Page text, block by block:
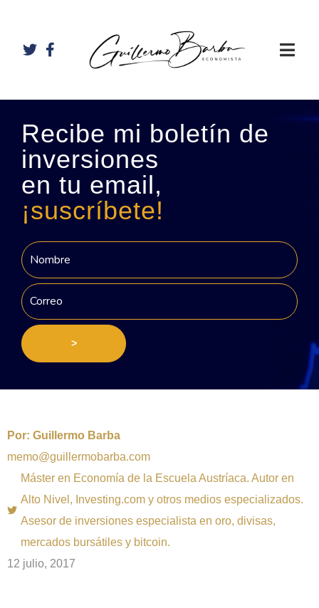
Recibe mi boletín de
inversiones
en tu email,
¡suscríbete!
>
Por: Guillermo Barba
memo@guillermobarba.com
Máster en Economía de la Escuela Austríaca. Autor en
Alto Nivel, Investing.com y otros medios especializados.
Asesor de inversiones especialista en oro, divisas,
mercados bursátiles y bitcoin.
12 julio, 2017